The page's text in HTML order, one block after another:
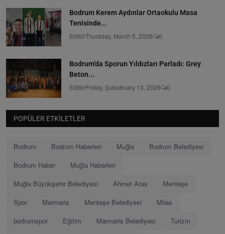
Bodrum Kerem Aydınlar Ortaokulu Masa
Tenisinde...
EditörThursday, March 5, 2026 0
Bodrum’da Sporun Yıldızları Parladı: Grey
Beton...
EditörFriday, Şubatruary 13, 2026 0
POPÜLER ETKILETLER
Bodrum Bodrum Haberleri Muğla
Bodrum Belediyesi
Bodrum Haber
Muğla Haberleri
Muğla Büyükşehir Belediyesi
Ahmet Aras
Menteşe
Spor
Marmaris Menteşe Belediyesi
Milas
bodrumspor
Eğitim Marmaris Belediyesi
Turizm